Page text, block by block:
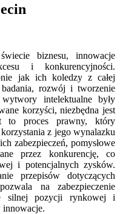
biznesu, innowacje
i konkurencyjności.
jak ich koledzy z całej
rozwój i tworzenie
intelektualne były
korzyści, niezbędna jest
to proces prawny, który
z jego wynalazku
zabezpieczeń, pomysłowe
przez konkurencję, co
i potencjalnych zysków.
przepisów dotyczących
na zabezpieczenie
silnej pozycji rynkowej i
innowacje.